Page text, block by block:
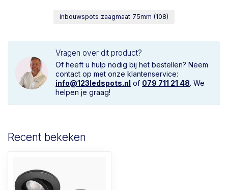
inbouwspots zaagmaat 75mm (108)
Vragen over dit product?
Of heeft u hulp nodig bij het bestellen? Neem
contact op met onze klantenservice:
info@123ledspots.nl of 079 711 21 48. We
helpen je graag!
Recent bekeken